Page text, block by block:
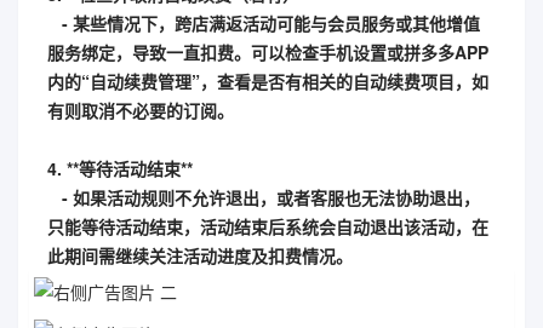
- 某些情况下，跨店满返活动可能与会员服务或其他增值
服务绑定，导致一直扣费。可以检查手机设置或拼多多APP
内的“自动续费管理”，查看是否有相关的自动续费项目，如
有则取消不必要的订阅。
4. **等待活动结束**
- 如果活动规则不允许退出，或者客服也无法协助退出，
只能等待活动结束，活动结束后系统会自动退出该活动，在
此期间需继续关注活动进度及扣费情况。